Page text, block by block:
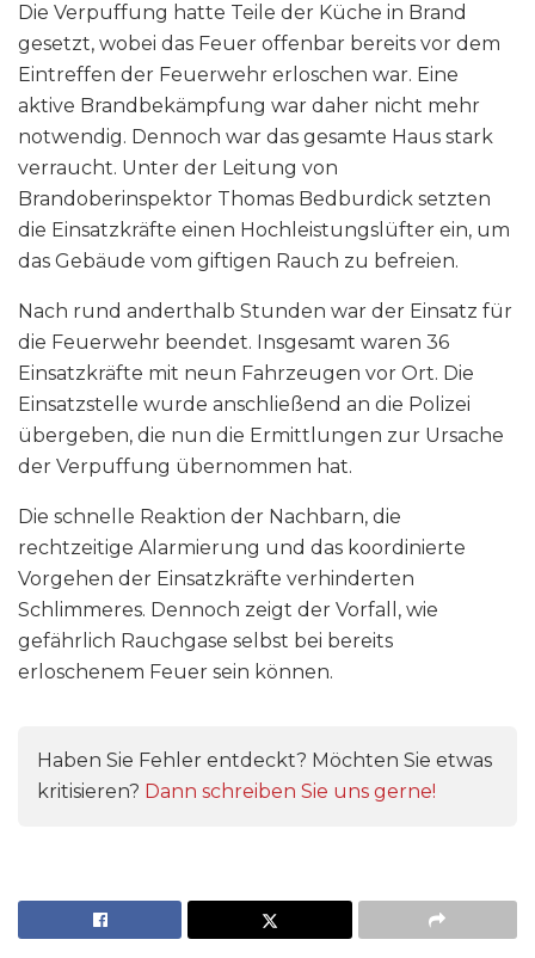
Die Verpuffung hatte Teile der Küche in Brand
gesetzt, wobei das Feuer offenbar bereits vor dem
Eintreffen der Feuerwehr erloschen war. Eine
aktive Brandbekämpfung war daher nicht mehr
notwendig. Dennoch war das gesamte Haus stark
verraucht. Unter der Leitung von
Brandoberinspektor Thomas Bedburdick setzten
die Einsatzkräfte einen Hochleistungslüfter ein, um
das Gebäude vom giftigen Rauch zu befreien.
Nach rund anderthalb Stunden war der Einsatz für
die Feuerwehr beendet. Insgesamt waren 36
Einsatzkräfte mit neun Fahrzeugen vor Ort. Die
Einsatzstelle wurde anschließend an die Polizei
übergeben, die nun die Ermittlungen zur Ursache
der Verpuffung übernommen hat.
Die schnelle Reaktion der Nachbarn, die
rechtzeitige Alarmierung und das koordinierte
Vorgehen der Einsatzkräfte verhinderten
Schlimmeres. Dennoch zeigt der Vorfall, wie
gefährlich Rauchgase selbst bei bereits
erloschenem Feuer sein können.
Haben Sie Fehler entdeckt? Möchten Sie etwas
kritisieren? Dann schreiben Sie uns gerne!